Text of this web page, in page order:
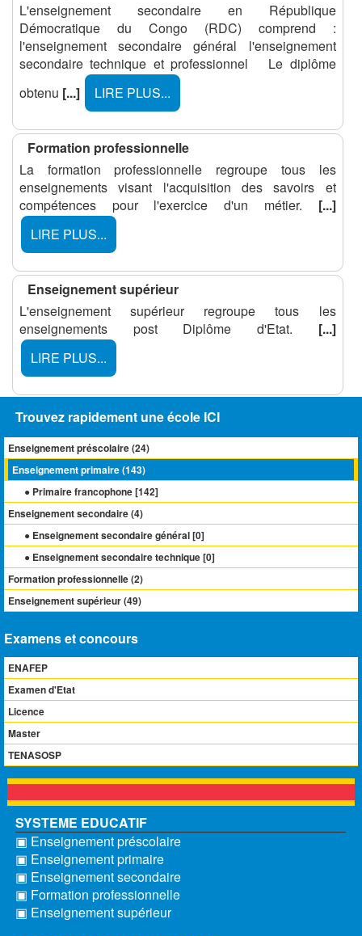
L'enseignement secondaire en République
Démocratique du Congo (RDC) comprend :
l'enseignement secondaire général l'enseignement
secondaire technique et professionnel Le diplôme
obtenu [...] LIRE PLUS...
Formation professionnelle
La formation professionnelle regroupe tous les
enseignements visant l'acquisition des savoirs et
compétences pour l'exercice d'un métier. [...]
LIRE PLUS...
Enseignement supérieur
L'enseignement supérieur regroupe tous les
enseignements post Diplôme d'Etat. [...]
LIRE PLUS...
Trouvez rapidement une école ICI
Enseignement préscolaire (24)
Enseignement primaire (143)
● Primaire francophone [142]
Enseignement secondaire (4)
● Enseignement secondaire général [0]
● Enseignement secondaire technique [0]
Formation professionnelle (2)
Enseignement supérieur (49)
Examens et concours
ENAFEP
Examen d'Etat
Licence
Master
TENASOSP
SYSTEME EDUCATIF
▣ Enseignement préscolaire
▣ Enseignement primaire
▣ Enseignement secondaire
▣ Formation professionnelle
▣ Enseignement supérieur